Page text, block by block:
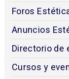
Foros
Anuncios
Directorio de
Cursos y